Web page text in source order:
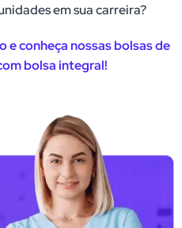
em sua carreira?
e conheça nossas bolsas de
bolsa integral!